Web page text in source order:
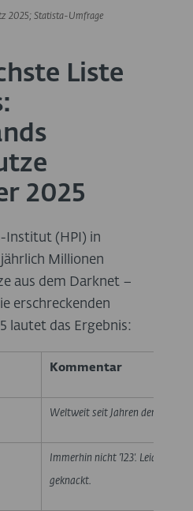
2025; Statista-Umfrage
Liste
2025
Institut (HPI) in
Millionen
aus dem Darknet –
erschreckenden
lautet das Ergebnis:
Kommentar
Weltweit seit Jahren der
Immerhin nicht '123'. Leider
geknackt.